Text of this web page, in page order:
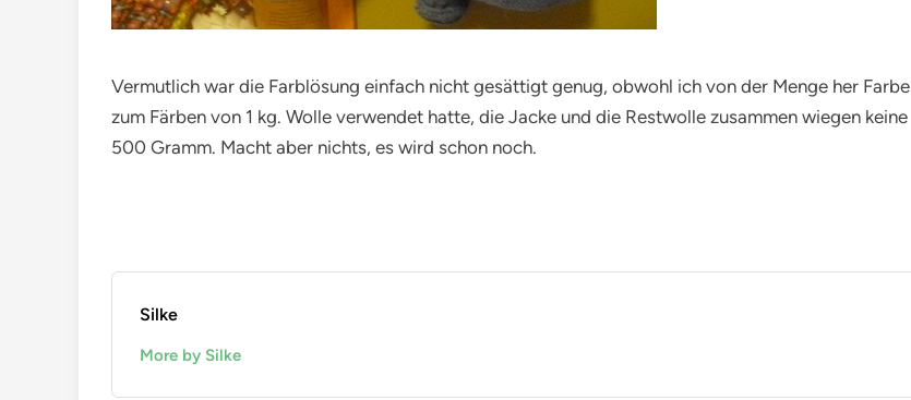
Vermutlich war die Farblösung einfach nicht gesättigt genug, obwohl ich von der Menge her Farbe
zum Färben von 1 kg. Wolle verwendet hatte, die Jacke und die Restwolle zusammen wiegen keine
500 Gramm. Macht aber nichts, es wird schon noch.
Silke
More by Silke